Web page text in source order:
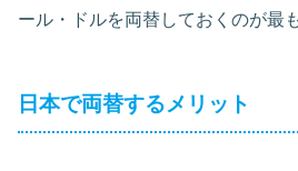
ール・ドルを両替しておくのが最
日本で両替するメリット